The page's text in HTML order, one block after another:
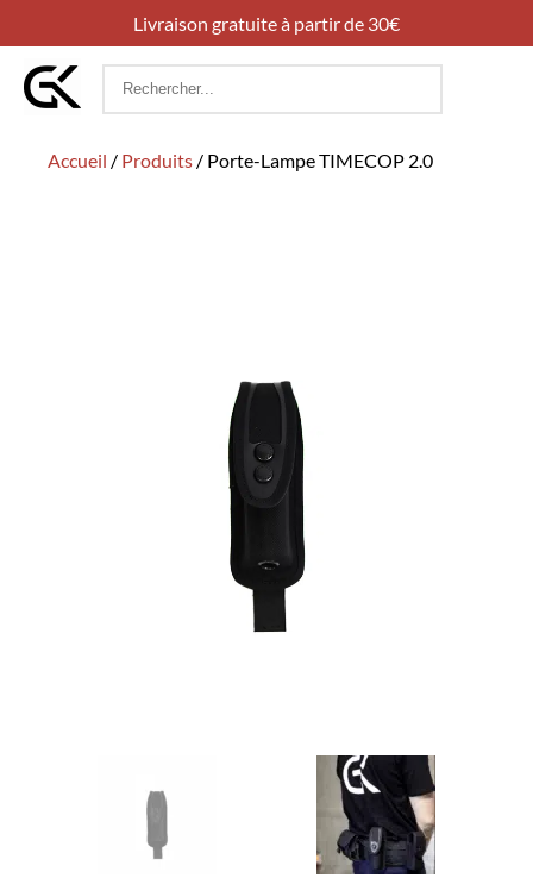
Livraison gratuite à partir de 30€
Rechercher
Accueil / Produits / Porte-Lampe TIMECOP 2.0